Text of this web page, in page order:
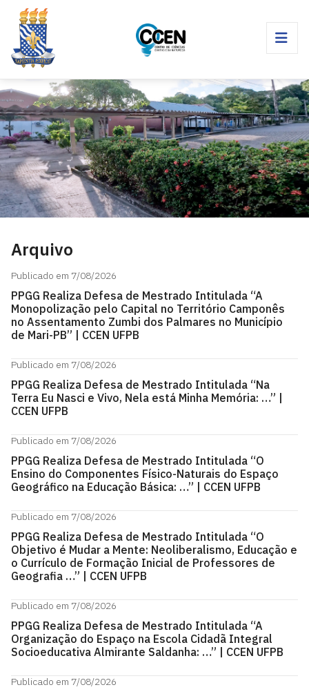
Arquivo
Publicado em 7/08/2026
PPGG Realiza Defesa de Mestrado Intitulada “A
Monopolização pelo Capital no Território Camponês
no Assentamento Zumbi dos Palmares no Município
de Mari-PB” | CCEN UFPB
Publicado em 7/08/2026
PPGG Realiza Defesa de Mestrado Intitulada “Na
Terra Eu Nasci e Vivo, Nela está Minha Memória: …” |
CCEN UFPB
Publicado em 7/08/2026
PPGG Realiza Defesa de Mestrado Intitulada “O
Ensino do Componentes Físico-Naturais do Espaço
Geográfico na Educação Básica: …” | CCEN UFPB
Publicado em 7/08/2026
PPGG Realiza Defesa de Mestrado Intitulada “O
Objetivo é Mudar a Mente: Neoliberalismo, Educação e
o Currículo de Formação Inicial de Professores de
Geografia …” | CCEN UFPB
Publicado em 7/08/2026
PPGG Realiza Defesa de Mestrado Intitulada “A
Organização do Espaço na Escola Cidadã Integral
Socioeducativa Almirante Saldanha: …” | CCEN UFPB
Publicado em 7/08/2026